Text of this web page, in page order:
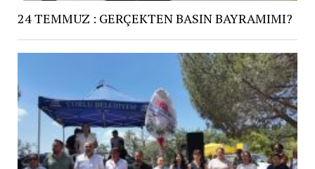
24 TEMMUZ : GERÇEKTEN BASIN BAYRAMIMI?